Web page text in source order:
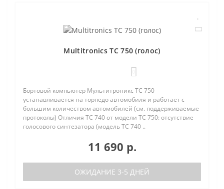
Multitronics TC 750 (голос)
Бортовой компьютер Мультитроникс TC 750
устанавливается на торпедо автомобиля и работает с
большим количеством автомобилей (см. поддерживаемые
протоколы) Отличия TC 740 от модели TC 750: отсутствие
голосового синтезатора (модель TC 740 ..
11 690 р.
ОЖИДАНИЕ 3-5 ДНЕЙ